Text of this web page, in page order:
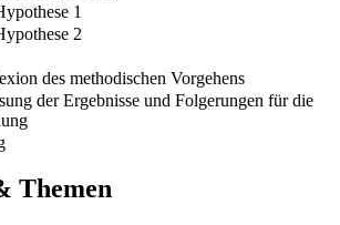
1
2
des methodischen Vorgehens
der Ergebnisse und Folgerungen für die
Themen